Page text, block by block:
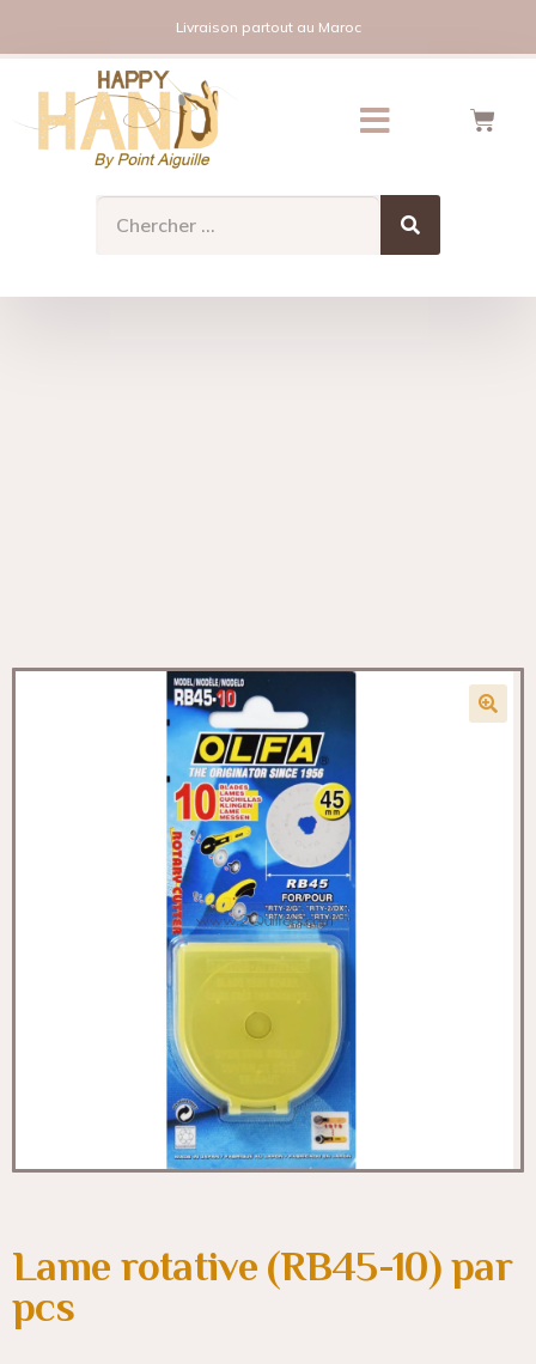
Livraison partout au Maroc
Lame rotative (RB45-10) par
pcs